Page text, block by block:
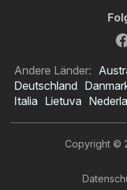
Andere Länder:
Deutschland
Italia Lietuva
Copyright ©